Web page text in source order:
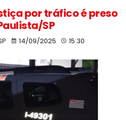
por tráfico é preso
SP
14/09/2025 15:30